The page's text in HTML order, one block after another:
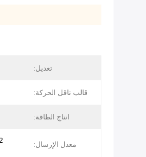
تعديل:
قالب ناقل الحركة:
انتاج الطاقة:
معدل الإرسال: